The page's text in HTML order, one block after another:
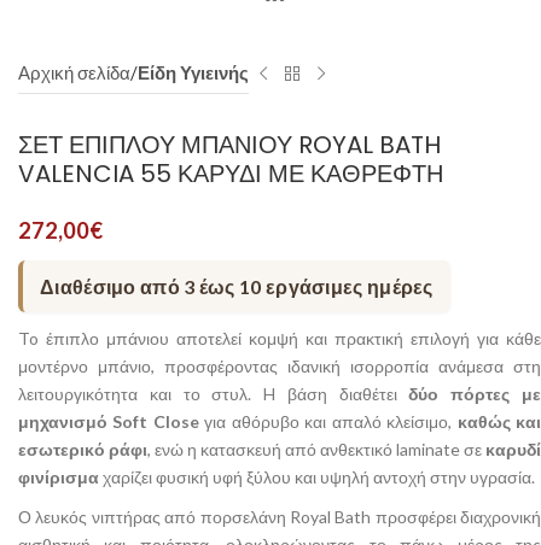
Αρχική σελίδα Είδη Υγιεινής
ΣΕΤ ΕΠΊΠΛΟΥ ΜΠΆΝΙΟΥ ROYAL BATH
VALENCIA 55 ΚΑΡΥΔΊ ΜΕ ΚΑΘΡΈΦΤΗ
272,00€
Διαθέσιμο από 3 έως 10 εργάσιμες ημέρες
To έπιπλο μπάνιου αποτελεί κομψή και πρακτική επιλογή για κάθε
μοντέρνο μπάνιο, προσφέροντας ιδανική ισορροπία ανάμεσα στη
λειτουργικότητα και το στυλ. H βάση διαθέτειδύο πόρτες με
μηχανισμό Soft Closeγια αθόρυβο και απαλό κλείσιμο, καθώς και
εσωτερικό ράφι, ενώ η κατασκευή από ανθεκτικό laminate σε καρυδί
φινίρισμαχαρίζει φυσική υφή ξύλου και υψηλή αντοχή στην υγρασία.
Ο λευκός νιπτήρας από πορσελάνη Royal Bath προσφέρει διαχρονική